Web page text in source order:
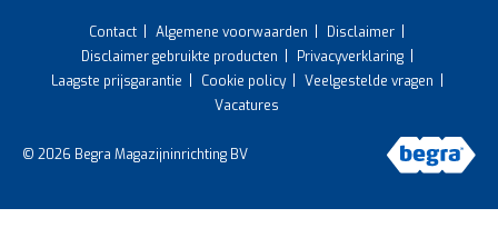
Contact Algemene voorwaarden
Disclaimer
Disclaimer gebruikte producten
Privacyverklaring
Laagste prijsgarantie
Cookie policy
Veelgestelde vragen
Vacatures
© 2026 Begra Magazijninrichting BV